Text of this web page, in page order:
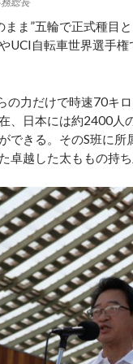
ま”五輪で正式種目
UCI自転車世界選手
力だけで時速70キ
、日本には約2400人
できる。そのS班に
卓越した太ももの持